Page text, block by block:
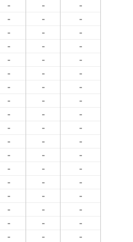
- -
-
- -
-
- -
-
- -
-
- -
-
- -
-
- -
-
- -
-
- -
-
- -
-
- -
-
- -
-
- -
-
- -
-
- -
-
- -
-
- -
-
- -
-